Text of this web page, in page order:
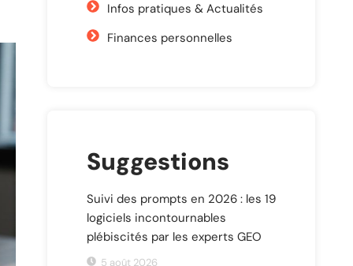
Infos pratiques & Actualités
Finances personnelles
Suggestions
Suivi des prompts en 2026 : les 19
logiciels incontournables
plébiscités par les experts GEO
5 août 2026